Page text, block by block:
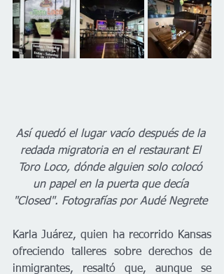
Así quedó el lugar vacío después de la
redada migratoria en el restaurant El
Toro Loco, dónde alguien solo colocó
un papel en la puerta que decía
"Closed". Fotografías por Audé Negrete
Karla Juárez, quien ha recorrido Kansas
ofreciendo talleres sobre derechos de
inmigrantes, resaltó que, aunque se